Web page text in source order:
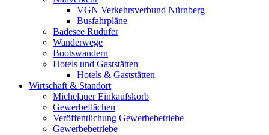
VGN Verkehrsverbund Nürnberg
Busfahrpläne
Badesee Rudufer
Wanderwege
Bootswandern
Hotels und Gaststätten
Hotels & Gaststätten
Wirtschaft & Standort
Michelauer Einkaufskorb
Gewerbeflächen
Veröffentlichung Gewerbebetriebe
Gewerbebetriebe